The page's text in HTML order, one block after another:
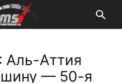
Аль-Аттия
— 50-я